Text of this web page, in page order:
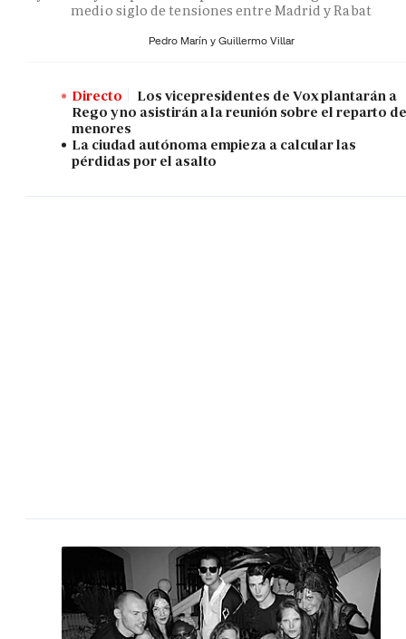
medio siglo de tensiones entre Madrid y Rabat
Pedro Marín y Guillermo Villar
Directo
Los vicepresidentes de Vox plantarán a
Rego y no asistirán a la reunión sobre el reparto
menores
La ciudad autónoma empieza a calcular las
pérdidas por el asalto